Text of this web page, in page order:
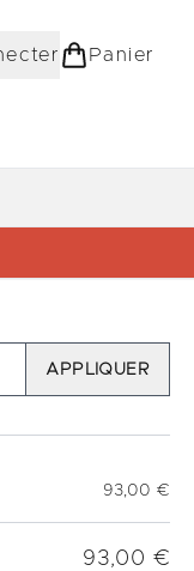
Panier
APPLIQUER
93,00 €
93,00 €